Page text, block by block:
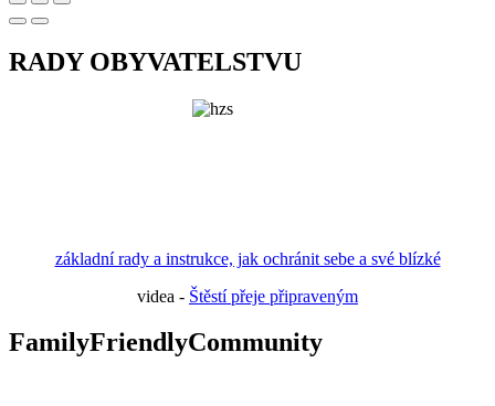
RADY OBYVATELSTVU
základní rady a instrukce, jak ochránit sebe a své blízké
videa - Štěstí přeje připraveným
FamilyFriendlyCommunity